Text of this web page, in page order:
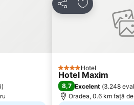
)
DistribuițiAdăugaţi la
4 Stele Hotel
Hotel Maxim
8,7 Excelent (3.248
Oradea, 0.6 km faţă